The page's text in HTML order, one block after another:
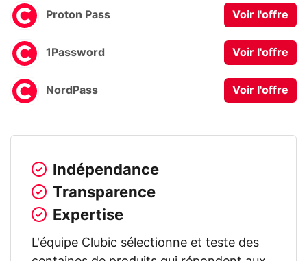
Proton Pass Voir l'offre
1Password Voir l'offre
NordPass Voir l'offre
Indépendance
Transparence
Expertise
L'équipe Clubic sélectionne et teste des